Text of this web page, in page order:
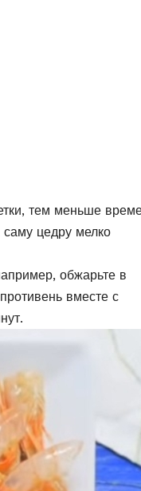
тем меньше
цедру мелко
обжарьте в
вместе с